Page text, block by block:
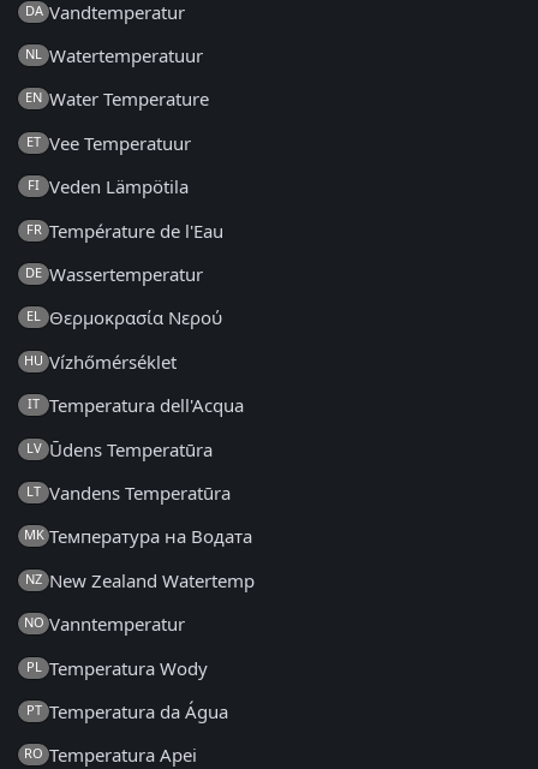
DA Vandtemperatur
NL Watertemperatuur
EN Water Temperature
ET Vee Temperatuur
FI Veden Lämpötila
FR Température de l'Eau
DE Wassertemperatur
EL Θερμοκρασία Νερού
HU Vízhőmérséklet
IT Temperatura dell'Acqua
LV Ūdens Temperatūra
LT Vandens Temperatūra
MK Температура на Водата
NZ New Zealand Watertemp
NO Vanntemperatur
PL Temperatura Wody
PT Temperatura da Água
RO Temperatura Apei